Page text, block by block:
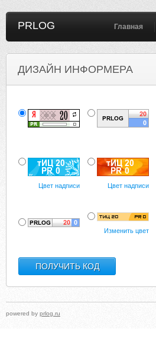
PRLOG Главная
ДИЗАЙН ИНФОРМЕРА
Цвет надписи Цвет надписи
Изменить цвет
powered by prlog.ru